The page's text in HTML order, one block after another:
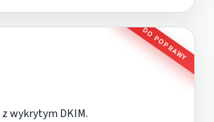
DO POPRAWY
z wykrytym DKIM.